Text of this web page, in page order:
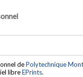
dePolytechnique
libreEPrints.